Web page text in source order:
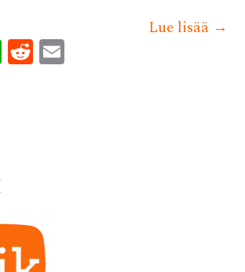
Lue lisää →
W
h
R
e